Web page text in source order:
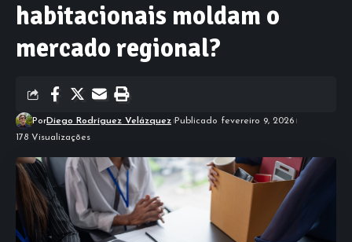
habitacionais moldam o
mercado regional?
PorDiego Rodríguez Velázquez Publicado fevereiro 9, 2026
178 Visualizações